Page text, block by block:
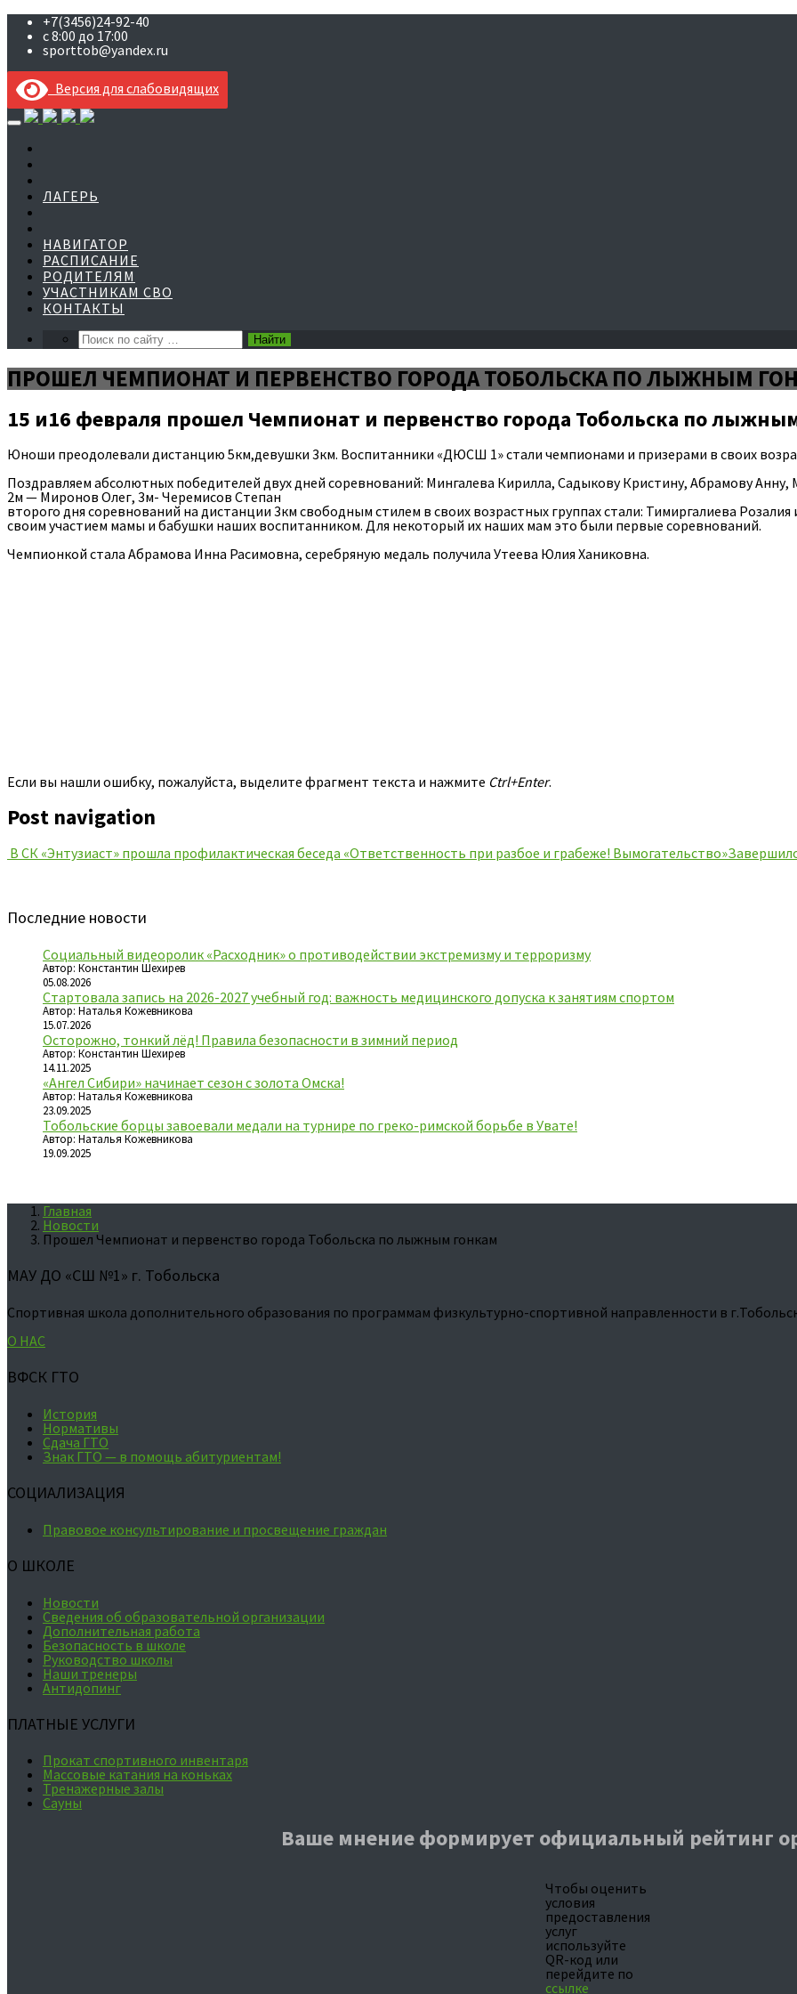
+7(3456)24-92-40
с 8:00 до 17:00
sporttob@yandex.ru
Версия для слабовидящих
Skip
to
content
ЛАГЕРЬ
НАВИГАТОР
РАСПИСАНИЕ
РОДИТЕЛЯМ
УЧАСТНИКАМ СВО
КОНТАКТЫ
ПРОШЕЛ ЧЕМПИОНАТ И ПЕРВЕНСТВО ГОРОДА ТОБОЛЬСКА ПО ЛЫЖНЫМ
15 и16 февраля прошел Чемпионат и первенство города Тобольска по
Юноши преодолевали дистанцию 5км,девушки 3км. Воспитанники «ДЮСШ 1» стали чемпионами и призерами в своих
Поздравляем абсолютных победителей двух дней соревнований: Мингалева Кирилла, Садыкову Кристину, Абрамову
2м — Миронов Олег, 3м- Черемисов Степан
второго дня соревнований на дистанции 3км свободным стилем в своих возрастных группах стали: Тимиргалиева
своим участием мамы и бабушки наших воспитанником. Для некоторый их наших мам это были первые соревнований.
Чемпионкой стала Абрамова Инна Расимовна, серебряную медаль получила Утеева Юлия Ханиковна.
Если вы нашли ошибку, пожалуйста, выделите фрагмент текста и нажмите Ctrl+Enter.
Post navigation
В СК «Энтузиаст» прошла профилактическая беседа «Ответственность при разбое и грабеже! Вымогательство»
Последние новости
Социальный видеоролик «Расходник» о противодействии экстремизму и терроризму
Автор: Константин Шехирев
05.08.2026
Стартовала запись на 2026-2027 учебный год: важность медицинского допуска к занятиям спортом
Автор: Наталья Кожевникова
15.07.2026
Осторожно, тонкий лёд! Правила безопасности в зимний период
Автор: Константин Шехирев
14.11.2025
«Ангел Сибири» начинает сезон с золота Омска!
Автор: Наталья Кожевникова
23.09.2025
Тобольские борцы завоевали медали на турнире по греко-римской борьбе в Увате!
Автор: Наталья Кожевникова
19.09.2025
Главная
Новости
Прошел Чемпионат и первенство города Тобольска по лыжным гонкам
МАУ ДО «СШ №1» г. Тобольска
Спортивная школа дополнительного образования по программам физкультурно-спортивной направленности в
О НАС
ВФСК ГТО
История
Нормативы
Сдача ГТО
Знак ГТО — в помощь абитуриентам!
СОЦИАЛИЗАЦИЯ
Правовое консультирование и просвещение граждан
О ШКОЛЕ
Новости
Сведения об образовательной организации
Дополнительная работа
Безопасность в школе
Руководство школы
Наши тренеры
Антидопинг
ПЛАТНЫЕ УСЛУГИ
Прокат спортивного инвентаря
Массовые катания на коньках
Тренажерные залы
Сауны
Ваше мнение формирует официальный рейтинг
Чтобы оценить
условия
предоставления
услуг
используйте
QR-код или
перейдите по
ссылке